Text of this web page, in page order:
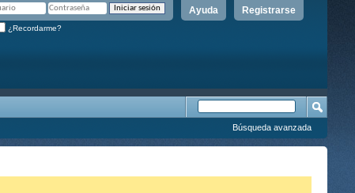
Registrarse
Ayuda
¿Recordarme?
Búsqueda avanzada